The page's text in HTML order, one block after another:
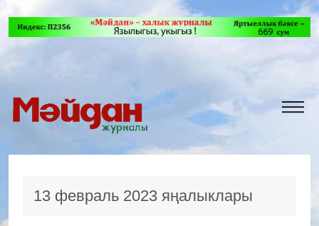
13 февраль 2023 яңалыклары